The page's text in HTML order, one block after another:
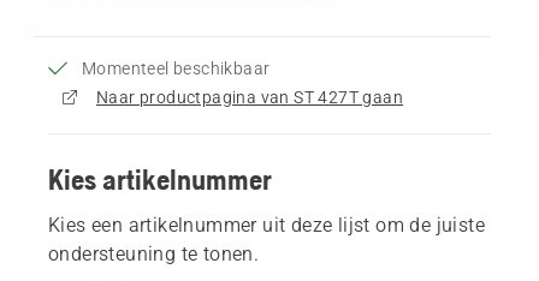
Momenteel beschikbaar
Naar productpagina van ST 427T gaan
Kies artikelnummer
Kies een artikelnummer uit deze lijst om de juiste
ondersteuning te tonen.